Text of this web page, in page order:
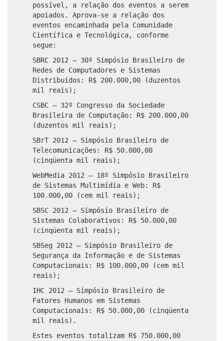
possível, a relação dos eventos a serem
apoiados. Aprova-se a relação dos
eventos encaminhada pela Comunidade
Científica e Tecnológica, conforme
segue:
SBRC 2012 – 30º Simpósio Brasileiro de
Redes de Computadores e Sistemas
Distribuídos: R$ 200.000,00 (duzentos
mil reais);
CSBC – 32º Congresso da Sociedade
Brasileira de Computação: R$ 200.000,00
(duzentos mil reais);
SBrT 2012 – Simpósio Brasileiro de
Telecomunicações: R$ 50.000,00
(cinqüenta mil reais);
WebMedia 2012 – 18º Simpósio Brasileiro
de Sistemas Multimídia e Web: R$
100.000,00 (cem mil reais);
SBSC 2012 – Simpósio Brasileiro de
Sistemas Colaborativos: R$ 50.000,00
(cinqüenta mil reais);
SBSeg 2012 – Simpósio Brasileiro de
Segurança da Informação e de Sistemas
Computacionais: R$ 100.000,00 (cem mil
reais);
IHC 2012 – Simpósio Brasileiro de
Fatores Humanos em Sistemas
Computacionais: R$ 50.000,00 (cinqüenta
mil reais).
Estes eventos totalizam R$ 750.000,00